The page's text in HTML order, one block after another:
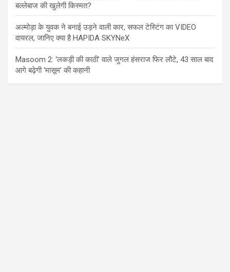
बल्लेबाज की खुलेगी किस्मत?
अल्मोड़ा के युवक ने बनाई उड़ने वाली कार, सफल टेस्टिंग का VIDEO
वायरल, जानिए क्या है HAPIDA SKYNeX
Masoom 2: ‘लकड़ी की काठी’ वाले जुगल हंसराज फिर लौटे, 43 साल बाद
आगे बढ़ेगी ‘मासूम’ की कहानी